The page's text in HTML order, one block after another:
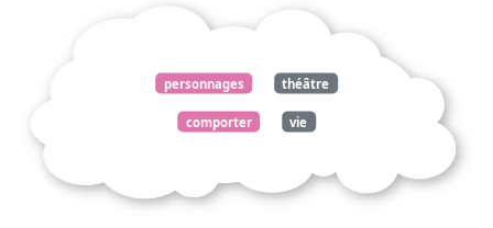
personnages théâtre
comporter vie